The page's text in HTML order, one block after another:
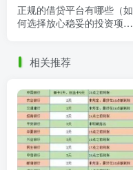
正规的借贷平台有哪些（如
何选择放心稳妥的投资项
相关推荐